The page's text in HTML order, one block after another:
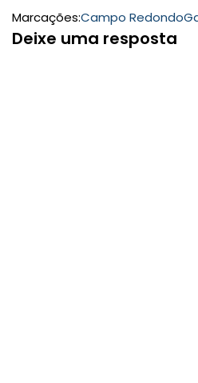
Marcações:Campo Redondo
Deixe uma resposta